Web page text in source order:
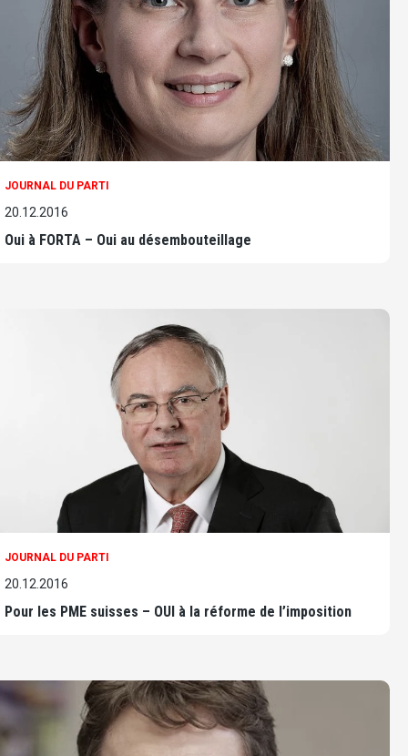
JOURNAL DU PARTI
20.12.2016
Oui à FORTA – Oui au désembouteillage
JOURNAL DU PARTI
20.12.2016
Pour les PME suisses – OUI à la réforme de l’imposition